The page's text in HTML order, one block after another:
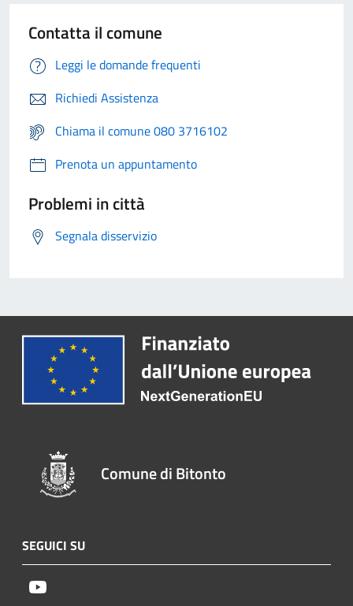
Contatta il comune
Leggi le domande frequenti
Richiedi Assistenza
Chiama il comune 080 3716102
Prenota un appuntamento
Problemi in città
Segnala disservizio
Comune di Bitonto
SEGUICI SU